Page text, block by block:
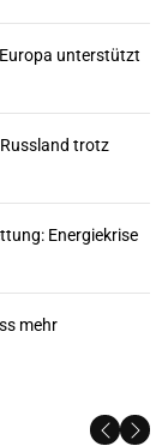
unterstützt
trotz
Energiekrise
mehr